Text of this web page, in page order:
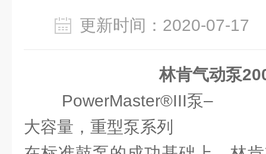
更新时间：2020-07-
林肯气动泵
PowerMaster®III泵–
大容量，重型泵系列